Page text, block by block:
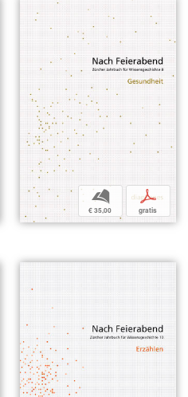
b
€ 35,00
p
gratis